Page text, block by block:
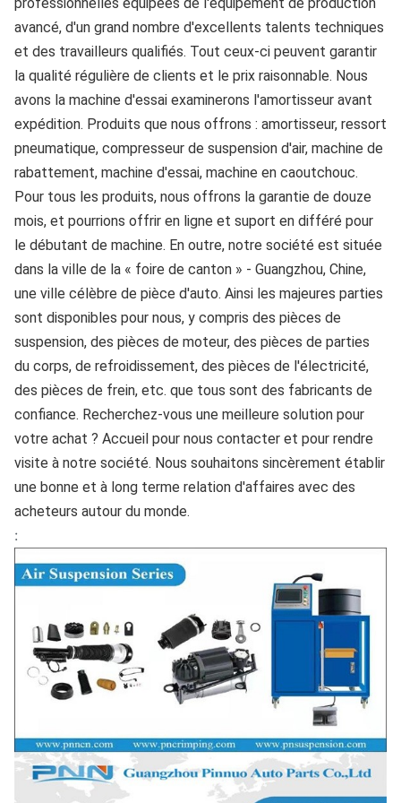
avancé, d'un grand nombre d'excellents talents techniques
et des travailleurs qualifiés. Tout ceux-ci peuvent garantir
la qualité régulière de clients et le prix raisonnable. Nous
avons la machine d'essai examinerons l'amortisseur avant
expédition. Produits que nous offrons : amortisseur, ressort
pneumatique, compresseur de suspension d'air, machine de
rabattement, machine d'essai, machine en caoutchouc.
Pour tous les produits, nous offrons la garantie de douze
mois, et pourrions offrir en ligne et suport en différé pour
le débutant de machine. En outre, notre société est située
dans la ville de la « foire de canton » - Guangzhou, Chine,
une ville célèbre de pièce d'auto. Ainsi les majeures parties
sont disponibles pour nous, y compris des pièces de
suspension, des pièces de moteur, des pièces de parties
du corps, de refroidissement, des pièces de l'électricité,
des pièces de frein, etc. que tous sont des fabricants de
confiance. Recherchez-vous une meilleure solution pour
votre achat ? Accueil pour nous contacter et pour rendre
visite à notre société. Nous souhaitons sincèrement établir
une bonne et à long terme relation d'affaires avec des
acheteurs autour du monde.
: